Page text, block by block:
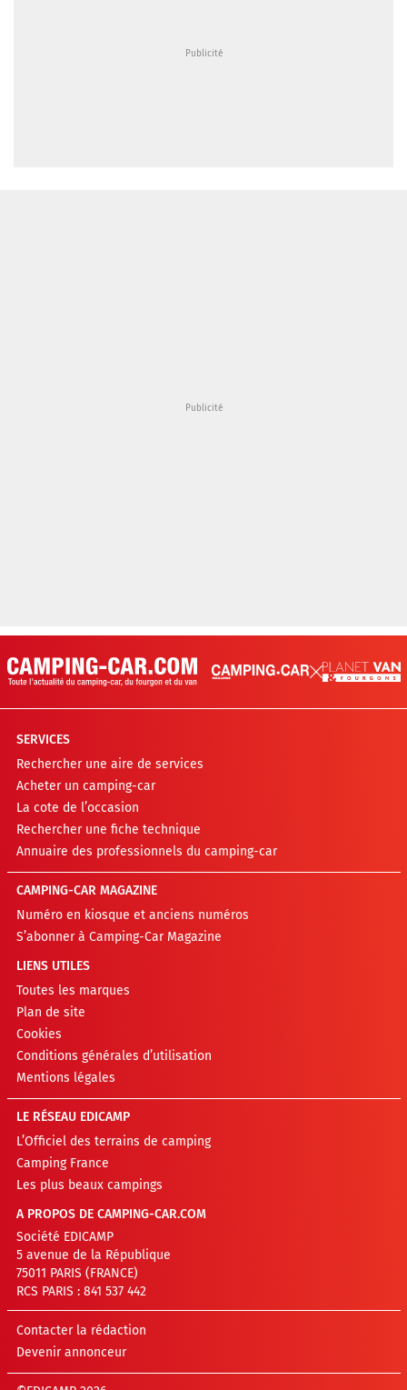
SERVICES
Rechercher une aire de services
Acheter un camping-car
La cote de l’occasion
Rechercher une fiche technique
Annuaire des professionnels du camping-car
CAMPING-CAR MAGAZINE
Numéro en kiosque et anciens numéros
S’abonner à Camping-Car Magazine
LIENS UTILES
Toutes les marques
Plan de site
Cookies
Conditions générales d’utilisation
Mentions légales
LE RÉSEAU EDICAMP
L’Officiel des terrains de camping
Camping France
Les plus beaux campings
A PROPOS DE CAMPING-CAR.COM
Société EDICAMP
5 avenue de la République
75011 PARIS (FRANCE)
RCS PARIS : 841 537 442
Contacter la rédaction
Devenir annonceur